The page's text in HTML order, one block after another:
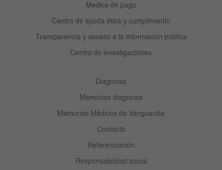
Medios de pago
Centro de ayuda ética y cumplimiento
Transparencia y acceso a la información pública
Centro de investigaciones
Diagnosis
Memorias diagnosis
Memorias Médicos de Vanguardia
Contacto
Referenciación
Responsabilidad social